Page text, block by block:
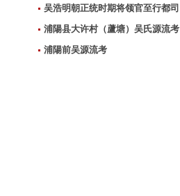
吴浩明朝正统时期将领官至行都司
浦陽县大许村（蘆塘）吴氏源流考
浦陽前吴源流考